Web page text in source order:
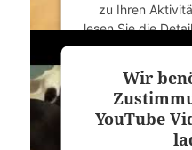
zu Ihren
lesen Sie die
Sie der
Mehr
Wir
YouTube